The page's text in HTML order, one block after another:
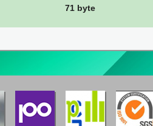
71 byte